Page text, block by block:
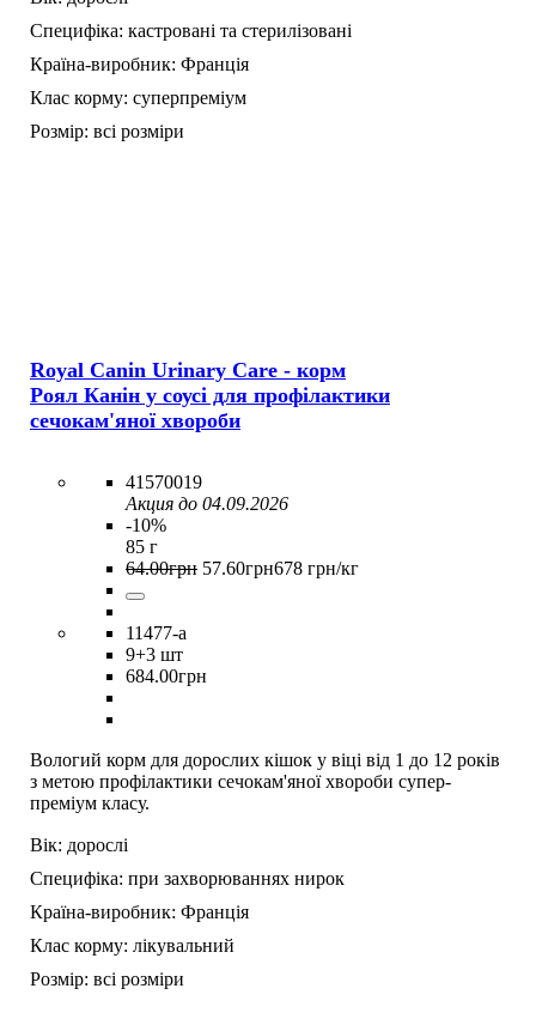
Специфіка: кастровані та стерилізовані
Країна-виробник: Франція
Клас корму: суперпреміум
Розмір: всі розміри
Royal Canin Urinary Care - корм
Роял Канін у соусі для профілактики
сечокам'яної хвороби
41570019
Акция до 04.09.2026
-10%
85 г
64.00грн 57.60грн678 грн/кг
11477-a
9+3 шт
684.00грн
Вологий корм для дорослих кішок у віці від 1 до 12 років
з метою профілактики сечокам'яної хвороби супер-
преміум класу.
Вік: дорослі
Специфіка: при захворюваннях нирок
Країна-виробник: Франція
Клас корму: лікувальний
Розмір: всі розміри